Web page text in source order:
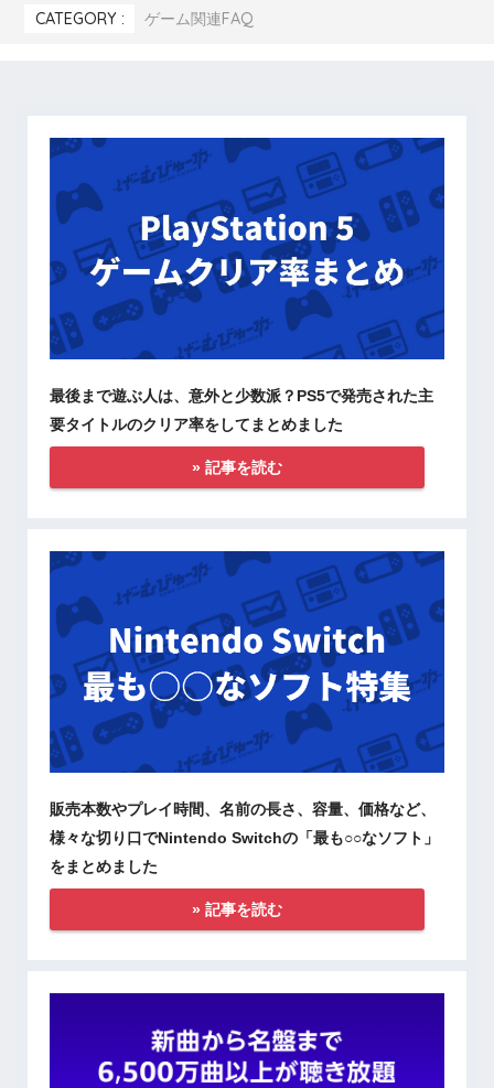
CATEGORY : ゲーム関連FAQ
最後まで遊ぶ人は、意外と少数派？PS5で発売された主
要タイトルのクリア率をしてまとめました
» 記事を読む
販売本数やプレイ時間、名前の長さ、容量、価格など、
様々な切り口でNintendo Switchの「最も○○なソフト」
をまとめました
» 記事を読む